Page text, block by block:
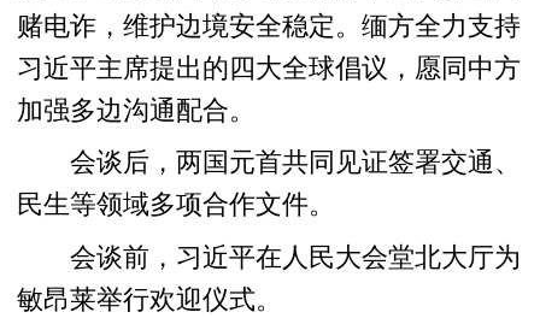
赌电诈，维护边境安全稳定。缅方全力支持
习近平主席提出的四大全球倡议，愿同中方
加强多边沟通配合。
会谈后，两国元首共同见证签署交通、
民生等领域多项合作文件。
会谈前，习近平在人民大会堂北大厅为
敏昂莱举行欢迎仪式。